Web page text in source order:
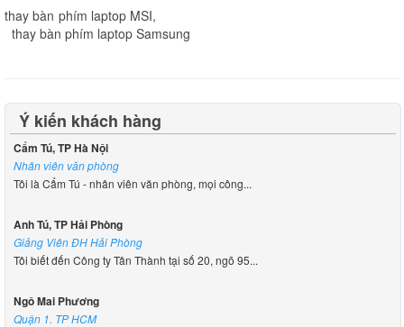
thay bàn phím laptop MSI,
thay bàn phím laptop Samsung
Ý kiến khách hàng
Cẩm Tú, TP Hà Nội
Nhân viên văn phòng
Tôi là Cẩm Tú - nhân viên văn phòng, mọi công...
Anh Tú, TP Hải Phòng
Giảng Viên ĐH Hải Phòng
Tôi biết đến Công ty Tân Thành tại số 20, ngõ 95...
Ngô Mai Phương
Quận 1. TP HCM